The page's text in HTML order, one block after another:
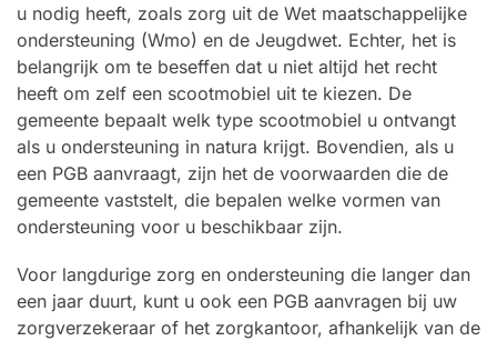
u nodig heeft, zoals zorg uit de Wet maatschappelijke
ondersteuning (Wmo) en de Jeugdwet. Echter, het is
belangrijk om te beseffen dat u niet altijd het recht
heeft om zelf een scootmobiel uit te kiezen. De
gemeente bepaalt welk type scootmobiel u ontvangt
als u ondersteuning in natura krijgt. Bovendien, als u
een PGB aanvraagt, zijn het de voorwaarden die de
gemeente vaststelt, die bepalen welke vormen van
ondersteuning voor u beschikbaar zijn.
Voor langdurige zorg en ondersteuning die langer dan
een jaar duurt, kunt u ook een PGB aanvragen bij uw
zorgverzekeraar of het zorgkantoor, afhankelijk van de